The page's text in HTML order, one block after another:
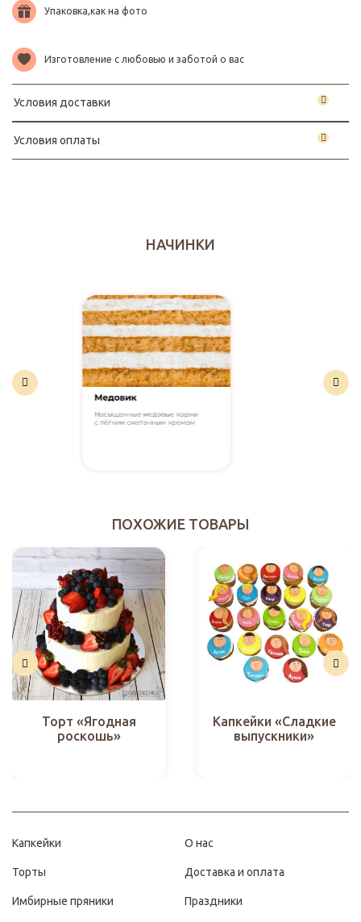
Упаковка,как на фото
Изготовление с любовью и заботой о вас
Условия доставки
Условия оплаты
НАЧИНКИ
ПОХОЖИЕ ТОВАРЫ
Торт «Ягодная
роскошь»
Капкейки «Сладкие
выпускники»
Капкейки
Торты
Имбирные пряники
О нас
Доставка и оплата
Праздники